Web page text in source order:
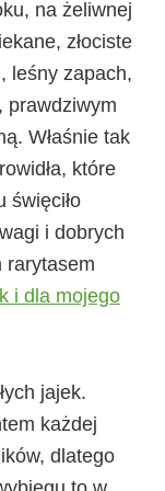
na żeliwnej
złociste
leśny zapach,
prawdziwym
Właśnie tak
które
święciło
i dobrych
rarytasem
i dla mojego
jajek.
każdej
dlatego